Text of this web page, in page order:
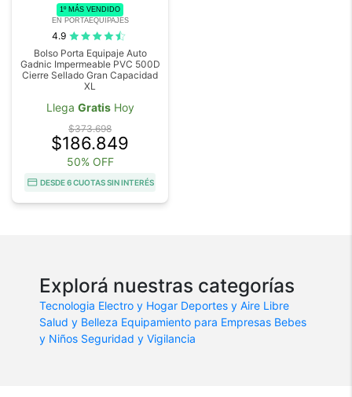
1º MÁS VENDIDO
EN PORTAEQUIPAJES
4.9
Bolso Porta Equipaje Auto
Gadnic Impermeable PVC 500D
Cierre Sellado Gran Capacidad
XL
Llega GratisHoy
$373.698
$186.849
50% OFF
DESDE 6 CUOTAS SIN INTERÉS
Explorá nuestras categorías
Tecnologia Electro y Hogar Deportes y Aire Libre
Salud y Belleza Equipamiento para Empresas Bebes
y Niños Seguridad y Vigilancia